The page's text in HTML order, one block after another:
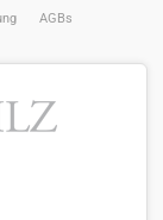
AGBs